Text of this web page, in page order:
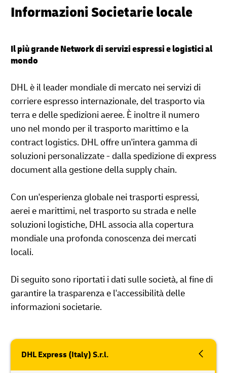
Informazioni Societarie locale
Il più grande Network di servizi espressi e logistici al
mondo
DHL è il leader mondiale di mercato nei servizi di
corriere espresso internazionale, del trasporto via
terra e delle spedizioni aeree. È inoltre il numero
uno nel mondo per il trasporto marittimo e la
contract logistics. DHL offre un'intera gamma di
soluzioni personalizzate - dalla spedizione di express
document alla gestione della supply chain.
Con un'esperienza globale nei trasporti espressi,
aerei e marittimi, nel trasporto su strada e nelle
soluzioni logistiche, DHL associa alla copertura
mondiale una profonda conoscenza dei mercati
locali.
Di seguito sono riportati i dati sulle società, al fine di
garantire la trasparenza e l'accessibilità delle
informazioni societarie.
DHL Express (Italy) S.r.l.